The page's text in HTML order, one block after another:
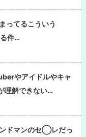
ってるこういう
件…
やアイドルやキャ
理解できない…
ドマンのセ◯レだっ